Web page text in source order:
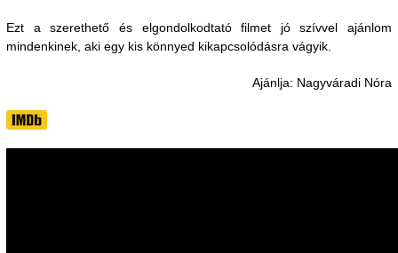
Ezt a szerethető és elgondolkodtató filmet jó szívvel ajánlom
mindenkinek, aki egy kis könnyed kikapcsolódásra vágyik.
Ajánlja: Nagyváradi Nóra